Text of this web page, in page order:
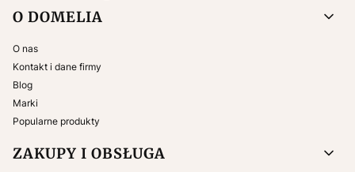
Linki w stopce
O DOMELIA
O nas
Kontakt i dane firmy
Blog
Marki
Popularne produkty
ZAKUPY I OBSŁUGA